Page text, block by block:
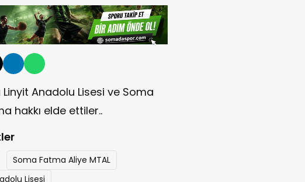
Anadolu Lisesi ve Soma
hakkı elde ettiler..
Soma Fatma Aliye MTAL
Lisesi